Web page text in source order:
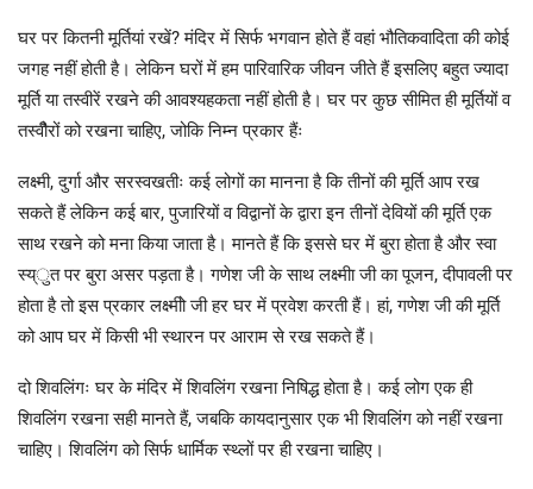
घर पर कितनी मूर्तियां रखें? मंदिर में सिर्फ भगवान होते हैं वहां भौतिकवादिता की कोई
जगह नहीं होती है। लेकिन घरों में हम पारिवारिक जीवन जीते हैं इसलिए बहुत ज्यादा
मूर्ति या तस्वीरें रखने की आवश्यहकता नहीं होती है। घर पर कुछ सीमित ही मूर्तियों व
तस्वीैरों को रखना चाहिए, जोकि निम्न प्रकार हैंः
लक्ष्मी, दुर्गा और सरस्वखतीः कई लोगों का मानना है कि तीनों की मूर्ति आप रख
सकते हैं लेकिन कई बार, पुजारियों व विद्वानों के द्वारा इन तीनों देवियों की मूर्ति एक
साथ रखने को मना किया जाता है। मानते हैं कि इससे घर में बुरा होता है और स्वा
स्य्ुत पर बुरा असर पड़ता है। गणेश जी के साथ लक्ष्मीा जी का पूजन, दीपावली पर
होता है तो इस प्रकार लक्ष्मीो जी हर घर में प्रवेश करती हैं। हां, गणेश जी की मूर्ति
को आप घर में किसी भी स्थारन पर आराम से रख सकते हैं।
दो शिवलिंगः घर के मंदिर में शिवलिंग रखना निषिद्ध होता है। कई लोग एक ही
शिवलिंग रखना सही मानते हैं, जबकि कायदानुसार एक भी शिवलिंग को नहीं रखना
चाहिए। शिवलिंग को सिर्फ धार्मिक स्थ्लों पर ही रखना चाहिए।